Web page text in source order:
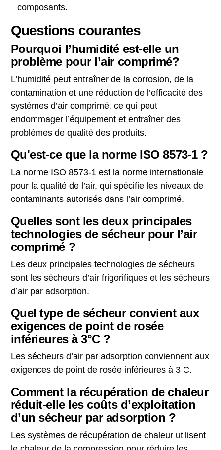
composants.
Questions courantes
Pourquoi l’humidité est-elle un
problème pour l’air comprimé?
L’humidité peut entraîner de la corrosion, de la
contamination et une réduction de l’efficacité des
systèmes d’air comprimé, ce qui peut
endommager l’équipement et entraîner des
problèmes de qualité des produits.
Qu'est-ce que la norme ISO 8573-1 ?
La norme ISO 8573-1 est la norme internationale
pour la qualité de l’air, qui spécifie les niveaux de
contaminants autorisés dans l’air comprimé.
Quelles sont les deux principales
technologies de sécheur pour l’air
comprimé ?
Les deux principales technologies de sécheurs
sont les sécheurs d’air frigorifiques et les sécheurs
d’air par adsorption.
Quel type de sécheur convient aux
exigences de point de rosée
inférieures à 3°C ?
Les sécheurs d’air par adsorption conviennent aux
exigences de point de rosée inférieures à 3 C.
Comment la récupération de chaleur
réduit-elle les coûts d’exploitation
d’un sécheur par adsorption ?
Les systèmes de récupération de chaleur utilisent